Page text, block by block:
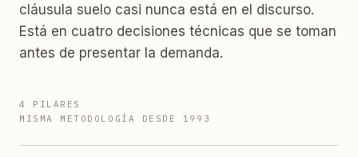
cláusula suelo casi nunca está en el discurso.
Está en cuatro decisiones técnicas que se toman
antes de presentar la demanda.
4 PILARES
MISMA METODOLOGÍA DESDE 1993